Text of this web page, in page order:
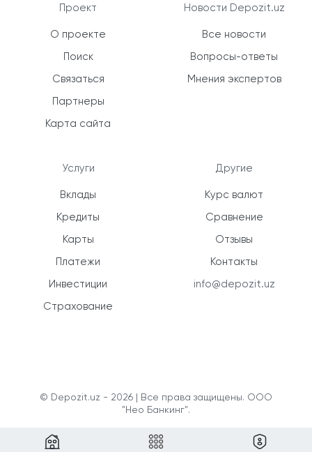
Проект
О проекте
Поиск
Связаться
Партнеры
Карта сайта
Услуги
Вклады
Кредиты
Карты
Платежи
Инвестиции
Страхование
Новости Depozit.uz
Все новости
Вопросы-ответы
Мнения экспертов
Другие
Курс валют
Сравнение
Отзывы
Контакты
info@depozit.uz
© Depozit.uz - 2026 | Все права защищены. ООО
"Нео Банкинг".